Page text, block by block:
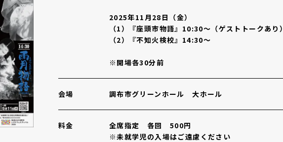
2025年11月28日（金）
（1）『座頭市物語』10:30～（ゲストトークあり）
（2）『不知火検校』14:30～
※開場各30分前
会場 調布市グリーンホール 大ホール
料金
全席指定 各回 500円
※未就学児の入場はご遠慮ください